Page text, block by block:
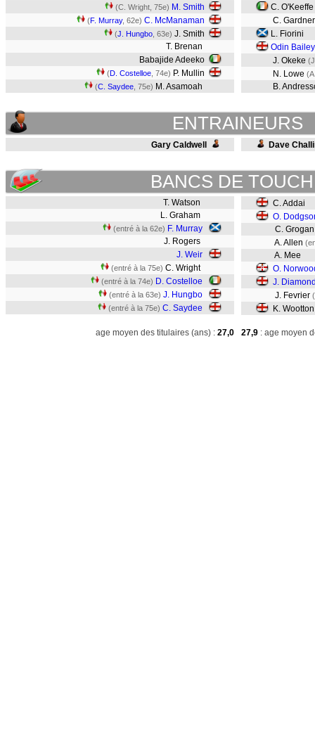
(C. Wright, 75e) M. Smith
(F. Murray, 62e) C. McManaman
(J. Hungbo , 63e) J. Smith
T. Brenan
Babajide Adeeko
(D. Costelloe , 74e) P. Mullin
(C. Saydee , 75e) M. Asamoah
C. O'Keeffe
C.
L. Fiorini
Odin Bailey
J. Okeke
N. Lowe
B.
ENTRAINEURS
Gary Caldwell Dave
BANCS DE
T. Watson
L. Graham
(entré à la 62e) F. Murray
J. Rogers
J. Weir
(entré à la 75e) C. Wright
(entré à la 74e) D. Costelloe
(entré à la 63e) J. Hungbo
(entré à la 75e) C. Saydee
C. Addai
O.
C. Grogan
A. Allen
A. Mee
O.
J.
J. Fevrier
K. Wootton
age moyen des titulaires (ans) : 27,0 27,9 : age moyen